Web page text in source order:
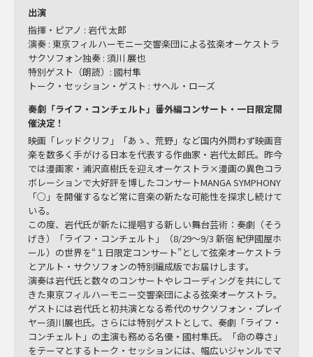
出演
指揮・ピアノ : 岩代 太郎
演奏 : 東京フィルハーモニー交響楽団による弦楽オーケストラ
サクソフォン独奏 : 須川 展也
特別ゲスト（朗読）: 國村隼
トーク・セッション・ゲスト : サヘル・ローズ
奏劇「ライフ・コンチェルト」番外編コンサート・一日限定開
催決定！
映画「レッドクリフ」「あゝ、荒野」など国内外問わず映画音
楽を数多く手がける日本を代表する作曲家・岩代太郎氏。昨今
では漫画家・浦沢直樹氏を迎えオーケストラ×漫画の異色コラ
ボレーションで大好評を博したコンサートMANGA SYMPHONY
「○」を開催するなど常に音楽の新たな可能性を探求し続けて
いる。
この度、岩代氏が新たに提唱する新しい舞台芸術：奏劇（そう
げき）「ライフ・コンチェルト」（8/29〜9/3 新宿 紀伊國屋ホ
ール）の世界を“１日限定コンサート”として弦楽オーケストラ
とアルト・サクソフォンの特別編成版でお届けします。
演奏は岩代氏と数々のコンサートやレコーディングを共にして
きた東京フィルハーモニー交響楽団による弦楽オーケストラ。
ゲストには岩代氏と初共演となる希代のサクソフォン・プレイ
ヤー須川展也氏。さらには特別ゲストとして、奏劇「ライフ・
コンチェルト」の主演も務める名優・國村隼氏。「命の尊さ」
をテーマとするトーク・セッションには、幅広いジャンルでマ